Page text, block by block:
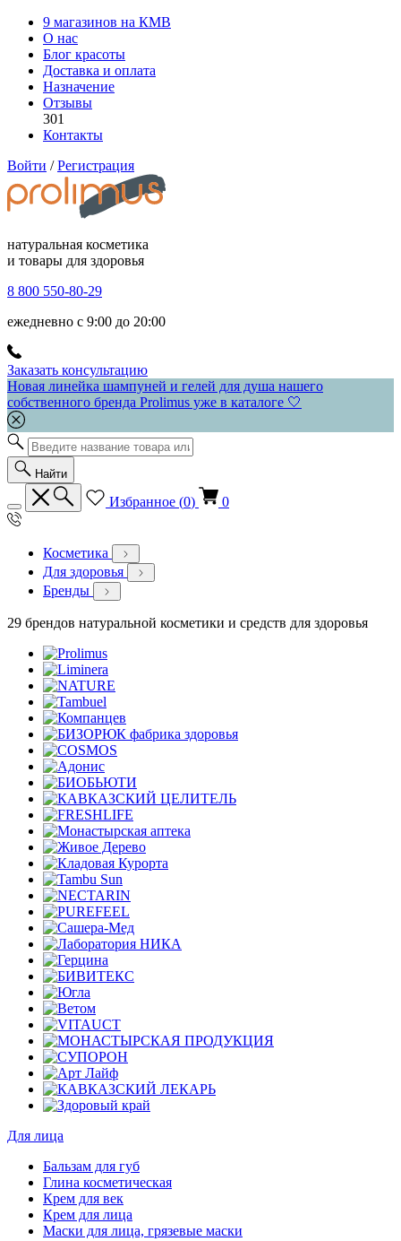
9 магазинов на КМВ
О нас
Блог красоты
Доставка и оплата
Назначение
Отзывы
301
Контакты
Войти / Регистрация
натуральная косметика
и товары для здоровья
8 800 550-80-29
ежедневно с 9:00 до 20:00
Заказать консультацию
Новая линейка шампуней и гелей для душа нашего
собственного бренда Prolimus уже в каталоге 🤍
Найти
Избранное (0) 0
Косметика
Для здоровья
Бренды
29 брендов натуральной косметики и средств для здоровья
Для лица
Бальзам для губ
Глина косметическая
Крем для век
Крем для лица
Маски для лица, грязевые маски